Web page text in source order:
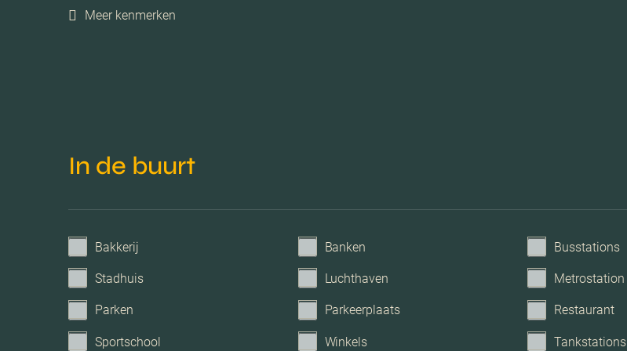
Verwarming
Garage
Meer kenmerken
In de buurt
Bakkerij Banken Busstations
Stadhuis Luchthaven Metrostation
Parken Parkeerplaats Restaurant
Sportschool Winkels Tankstations